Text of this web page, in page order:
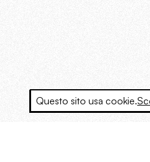
Questo sito usa cookie.